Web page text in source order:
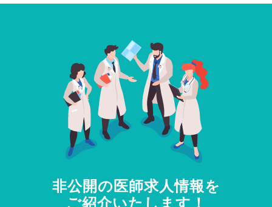
非公開の医師求人情報を
ご紹介いたします！